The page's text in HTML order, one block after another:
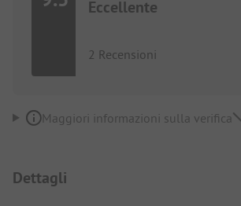
Eccellente
2 Recensioni
Maggiori informazioni sulla verifica
Dettagli